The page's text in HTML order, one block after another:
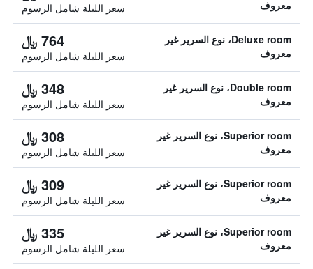
معروف
سعر الليلة شامل الرسوم
Deluxe room، نوع السرير غير
معروف
764 ﷼
سعر الليلة شامل الرسوم
Double room، نوع السرير غير
معروف
348 ﷼
سعر الليلة شامل الرسوم
Superior room، نوع السرير غير
معروف
308 ﷼
سعر الليلة شامل الرسوم
Superior room، نوع السرير غير
معروف
309 ﷼
سعر الليلة شامل الرسوم
Superior room، نوع السرير غير
معروف
335 ﷼
سعر الليلة شامل الرسوم